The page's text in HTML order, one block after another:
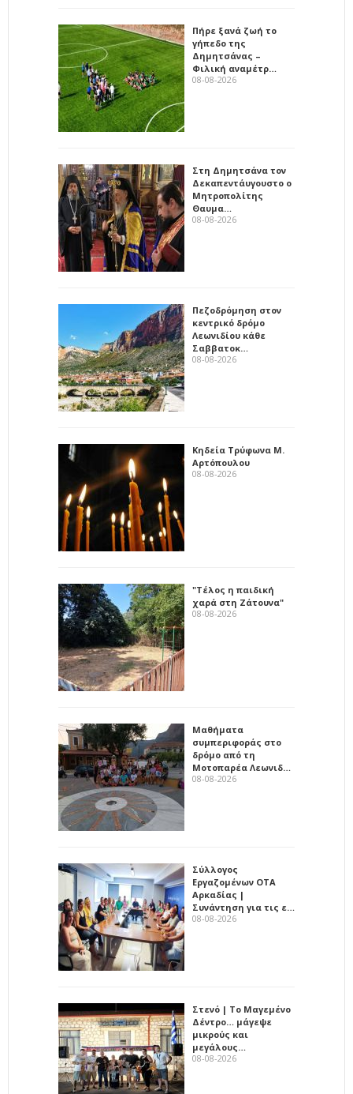
Πήρε ξανά ζωή το
γήπεδο της
Δημητσάνας –
Φιλική αναμέτρ…
08-08-2026
Στη Δημητσάνα τον
Δεκαπεντάυγουστο ο
Μητροπολίτης
Θαυμα…
08-08-2026
Πεζοδρόμηση στον
κεντρικό δρόμο
Λεωνιδίου κάθε
Σαββατοκ…
08-08-2026
Κηδεία Τρύφωνα Μ.
Αρτόπουλου
08-08-2026
"Τέλος η παιδική
χαρά στη Ζάτουνα"
08-08-2026
Μαθήματα
συμπεριφοράς στο
δρόμο από τη
Μοτοπαρέα Λεωνιδ…
08-08-2026
Σύλλογος
Εργαζομένων ΟΤΑ
Αρκαδίας |
Συνάντηση για τις ε…
08-08-2026
Στενό | Το Μαγεμένο
Δέντρο… μάγεψε
μικρούς και
μεγάλους…
08-08-2026